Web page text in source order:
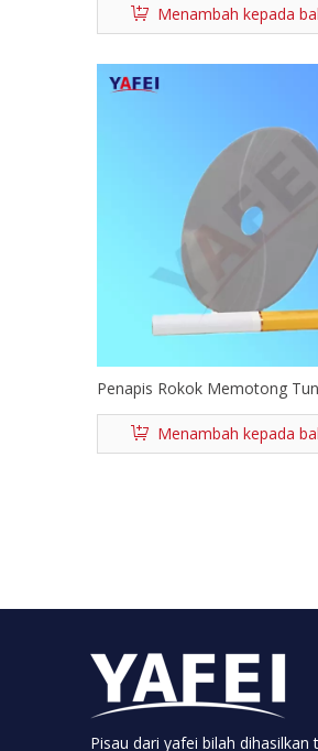
Menambah kepada
Penapis Rokok Memotong
Carbide Slitter Blades
Menambah kepada
Pisau dari yafei bilah dihasilkan